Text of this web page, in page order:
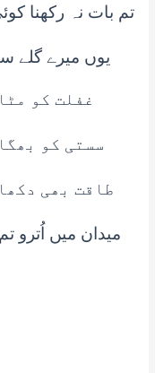
تم بات نہ رکھنا
یوں میرے گلے
غفلت کو
سستی کو
طاقت بھی
میدان میں اُترو